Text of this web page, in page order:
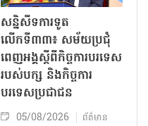
សន្និសីទការទូត
លើកទី៣៣៖ សម័យប្រជុំ
ពេញអង្គស្តីពីកិច្ច​ការបរទេស
របស់​បក្ស និងកិច្ច​ការ
បរទេសប្រជាជន
05/08/2026 ព័ត៌មាន